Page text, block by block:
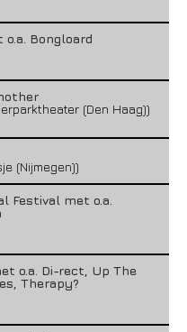
Bongloard
(Den Haag))
(Nijmegen))
Festival met o.a.
o.a. Di-rect, Up The
Therapy?